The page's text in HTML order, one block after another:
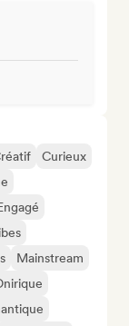
Curieux
Mainstream